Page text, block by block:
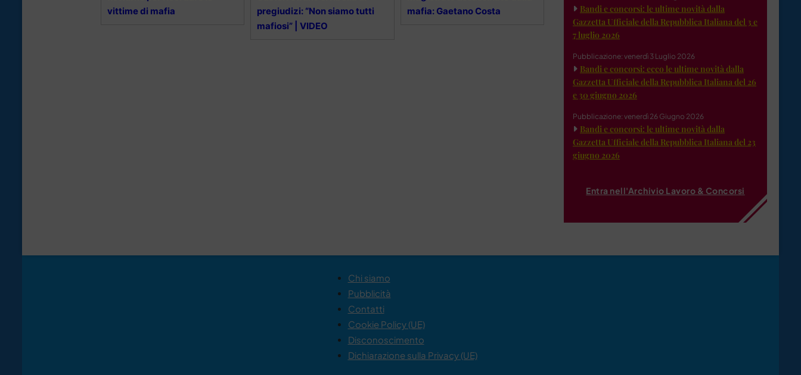
vittime di mafia
pregiudizi: “Non siamo tutti
mafiosi” | VIDEO
mafia: Gaetano Costa
Bandi e concorsi: le ultime novità dalla
Gazzetta Ufficiale della Repubblica Italiana del 3 e
7 luglio 2026
Pubblicazione: venerdì 3 Luglio 2026
Bandi e concorsi: ecco le ultime novità dalla
Gazzetta Ufficiale della Repubblica Italiana del 26
e 30 giugno 2026
Pubblicazione: venerdì 26 Giugno 2026
Bandi e concorsi: le ultime novità dalla
Gazzetta Ufficiale della Repubblica Italiana del 23
giugno 2026
Entra nell'Archivio Lavoro & Concorsi
Chi siamo
Pubblicità
Contatti
Cookie Policy (UE)
Disconoscimento
Dichiarazione sulla Privacy (UE)